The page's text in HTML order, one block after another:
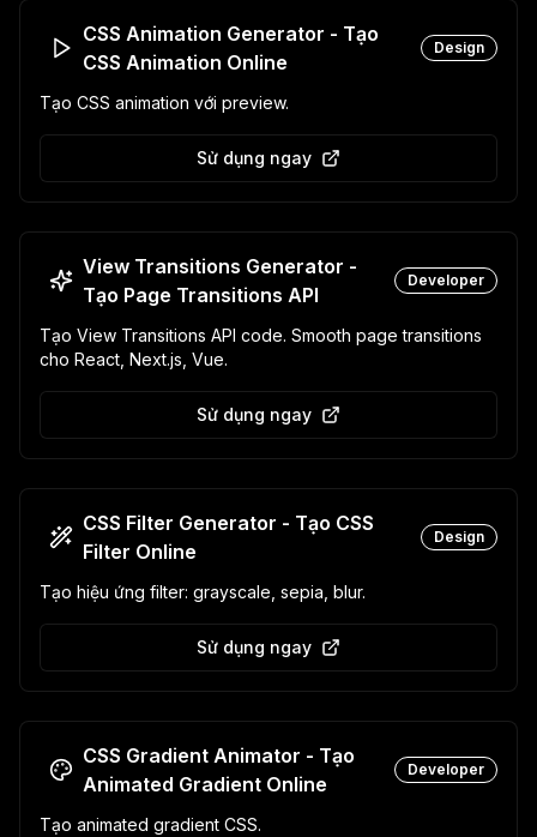
CSS Animation Generator - Tạo
CSS Animation Online
Design
Tạo CSS animation với preview.
Sử dụng ngay
View Transitions Generator -
Tạo Page Transitions API
Developer
Tạo View Transitions API code. Smooth page transitions
cho React, Next.js, Vue.
Sử dụng ngay
CSS Filter Generator - Tạo CSS
Filter Online
Design
Tạo hiệu ứng filter: grayscale, sepia, blur.
Sử dụng ngay
CSS Gradient Animator - Tạo
Animated Gradient Online
Developer
Tạo animated gradient CSS.